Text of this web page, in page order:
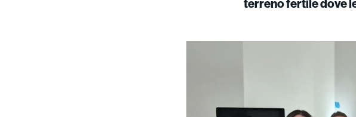
terreno fertile dove